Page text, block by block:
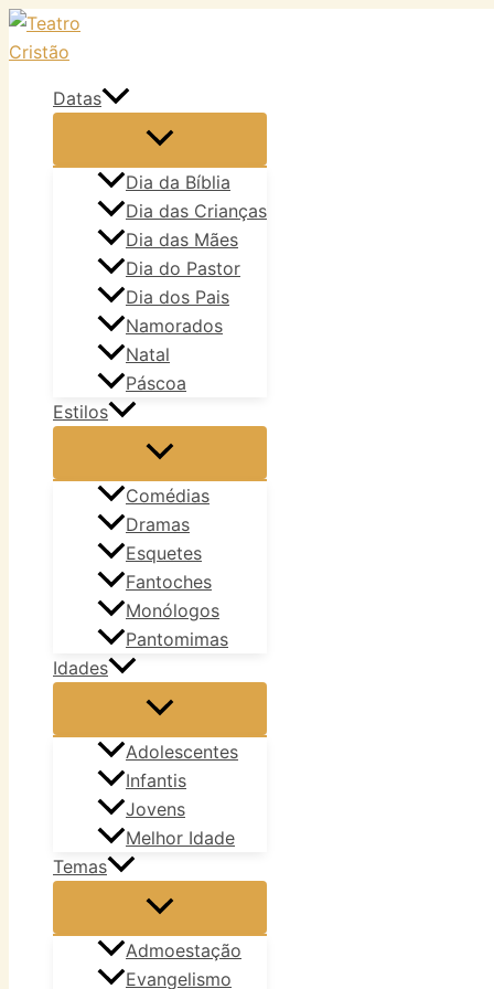
Ir
para
conteúdo
Datas
Dia da Bíblia
Dia das Crianças
Dia das Mães
Dia do Pastor
Dia dos Pais
Namorados
Natal
Páscoa
Estilos
Comédias
Dramas
Esquetes
Fantoches
Monólogos
Pantomimas
Idades
Adolescentes
Infantis
Jovens
Melhor Idade
Temas
Admoestação
Evangelismo